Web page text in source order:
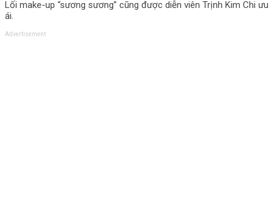
Lối make-up “sương sương” cũng được diễn viên Trịnh Kim Chi ưu
ái.
Advertisement